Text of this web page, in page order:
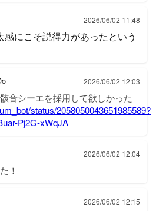
2026/06/02 11:48
にこそ説得力があったという
2026/06/02 12:03
音シーエを採用して欲しかった
status/2058050043651985589?
Pj2G-xWqJA
2026/06/02 12:04
！
2026/06/02 12:15